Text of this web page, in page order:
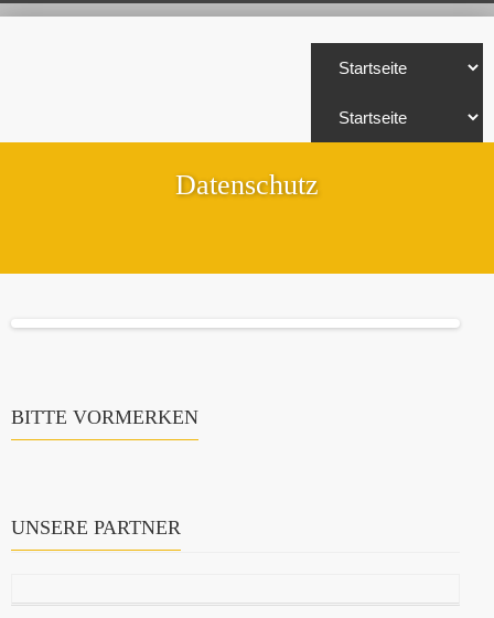
Datenschutz
BITTE VORMERKEN
UNSERE PARTNER